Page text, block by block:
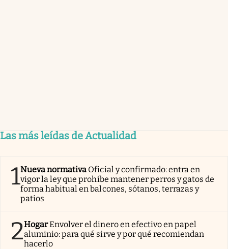
Las más leídas de Actualidad
1Nueva normativa Oficial y confirmado: entra en
vigor la ley que prohíbe mantener perros y gatos de
forma habitual en balcones, sótanos, terrazas y
patios
2HogarEnvolver el dinero en efectivo en papel
aluminio: para qué sirve y por qué recomiendan
hacerlo